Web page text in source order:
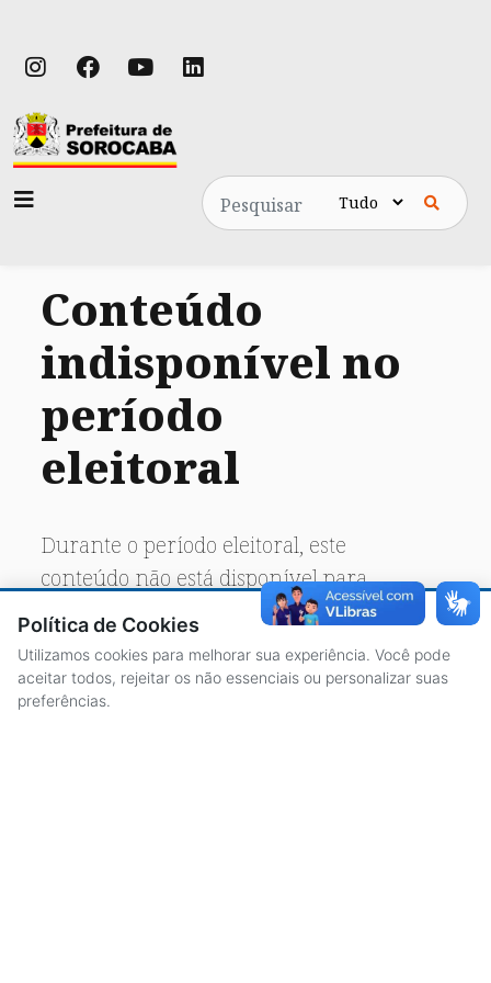
Pesquisa
Conteúdo
indisponível no
período
eleitoral
Durante o período eleitoral, este
conteúdo não está disponível para
acesso público.
Política de Cookies
Utilizamos cookies para melhorar sua experiência. Você pode
aceitar todos, rejeitar os não essenciais ou personalizar suas
preferências.